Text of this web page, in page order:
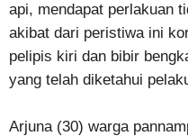
api, mendapat perlakuan
akibat dari peristiwa ini
pelipis kiri dan bibir
yang telah diketahui
Arjuna (30) warga